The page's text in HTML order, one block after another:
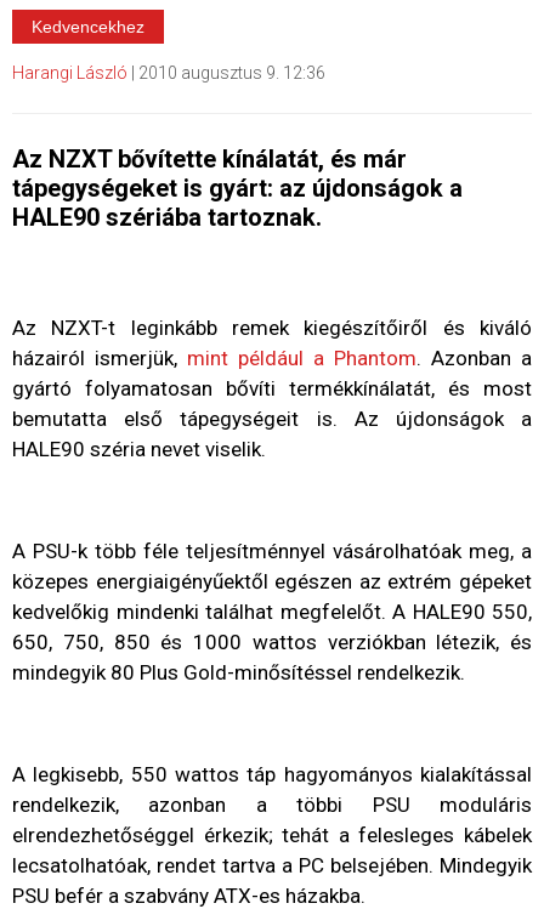
Kedvencekhez
Harangi László 2010 augusztus 9. 12:36
Az NZXT bővítette kínálatát, és már
tápegységeket is gyárt: az újdonságok a
HALE90 szériába tartoznak.
Az NZXT-t leginkább remek kiegészítőiről és kiváló
házairól ismerjük, mint például a Phantom. Azonban a
gyártó folyamatosan bővíti termékkínálatát, és most
bemutatta első tápegységeit is. Az újdonságok a
HALE90 széria nevet viselik.
A PSU-k több féle teljesítménnyel vásárolhatóak meg, a
közepes energiaigényűektől egészen az extrém gépeket
kedvelőkig mindenki találhat megfelelőt. A HALE90 550,
650, 750, 850 és 1000 wattos verziókban létezik, és
mindegyik 80 Plus Gold-minősítéssel rendelkezik.
A legkisebb, 550 wattos táp hagyományos kialakítással
rendelkezik, azonban a többi PSU moduláris
elrendezhetőséggel érkezik; tehát a felesleges kábelek
lecsatolhatóak, rendet tartva a PC belsejében. Mindegyik
PSU befér a szabvány ATX-es házakba.